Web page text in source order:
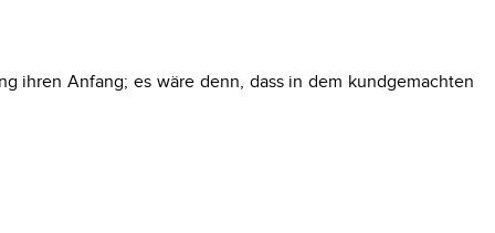
ihren Anfang; es wäre denn, dass in dem kundgemachten